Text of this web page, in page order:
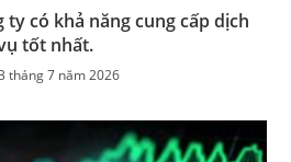
có khả năng cung cấp dịch
tốt nhất.
tháng 7 năm 2026